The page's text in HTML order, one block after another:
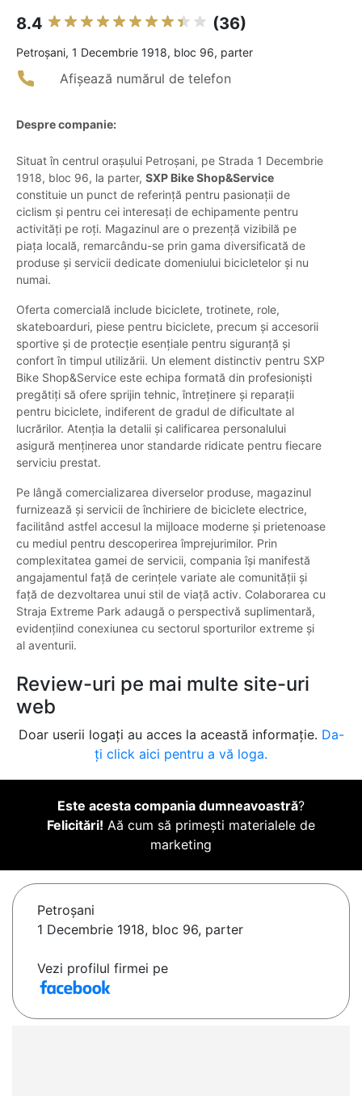
8.4 (36)
Petroşani, 1 Decembrie 1918, bloc 96, parter
Afișează numărul de telefon
Despre companie:
Situat în centrul orașului Petroșani, pe Strada 1 Decembrie
1918, bloc 96, la parter, SXP Bike Shop&Service
constituie un punct de referință pentru pasionații de
ciclism și pentru cei interesați de echipamente pentru
activități pe roți. Magazinul are o prezență vizibilă pe
piața locală, remarcându-se prin gama diversificată de
produse și servicii dedicate domeniului bicicletelor și nu
numai.
Oferta comercială include biciclete, trotinete, role,
skateboarduri, piese pentru biciclete, precum și accesorii
sportive și de protecție esențiale pentru siguranță și
confort în timpul utilizării. Un element distinctiv pentru SXP
Bike Shop&Service este echipa formată din profesioniști
pregătiți să ofere sprijin tehnic, întreținere și reparații
pentru biciclete, indiferent de gradul de dificultate al
lucrărilor. Atenția la detalii și calificarea personalului
asigură menținerea unor standarde ridicate pentru fiecare
serviciu prestat.
Pe lângă comercializarea diverselor produse, magazinul
furnizează și servicii de închiriere de biciclete electrice,
facilitând astfel accesul la mijloace moderne și prietenoase
cu mediul pentru descoperirea împrejurimilor. Prin
complexitatea gamei de servicii, compania își manifestă
angajamentul față de cerințele variate ale comunității și
față de dezvoltarea unui stil de viață activ. Colaborarea cu
Straja Extreme Park adaugă o perspectivă suplimentară,
evidențiind conexiunea cu sectorul sporturilor extreme și
al aventurii.
Review-uri pe mai multe site-uri
web
Doar userii logați au acces la această informație. Da-
ți click aici pentru a vă loga.
Este acesta compania dumneavoastră?
Felicitări! Aă cum să primești materialele de
marketing
Petroşani
1 Decembrie 1918, bloc 96, parter
Vezi profilul firmei pe